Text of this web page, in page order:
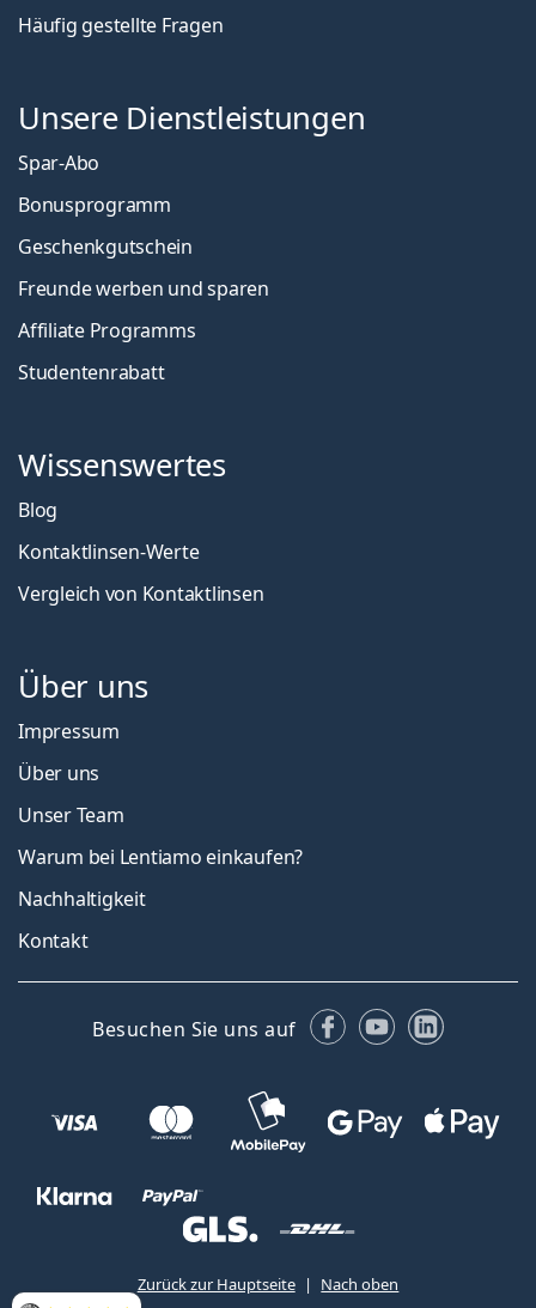
Häufig gestellte Fragen
Unsere Dienstleistungen
Spar-Abo
Bonusprogramm
Geschenkgutschein
Freunde werben und sparen
Affiliate Programms
Studentenrabatt
Wissenswertes
Blog
Kontaktlinsen-Werte
Vergleich von Kontaktlinsen
Über uns
Impressum
Über uns
Unser Team
Warum bei Lentiamo einkaufen?
Nachhaltigkeit
Kontakt
Besuchen Sie uns auf Facebook
YouTubeLinkedIn
Zurück zur Hauptseite Nach oben